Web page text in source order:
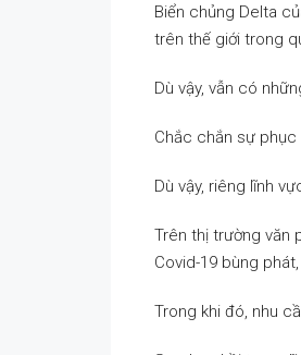
Biển chủng Delta
trên thế giới trong
Dù vậy, vẫn có
Chắc chắn sự phục
Dù vậy, riêng lĩnh
Trên thị trường văn
Covid-19 bùng
Trong khi đó, nhu